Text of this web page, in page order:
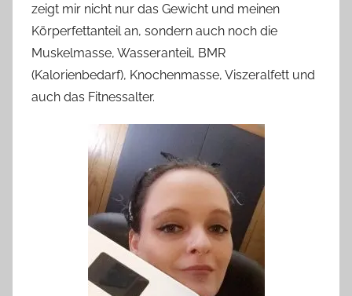
zeigt mir nicht nur das Gewicht und meinen
Körperfettanteil an, sondern auch noch die
Muskelmasse, Wasseranteil, BMR
(Kalorienbedarf), Knochenmasse, Viszeralfett und
auch das Fitnessalter.